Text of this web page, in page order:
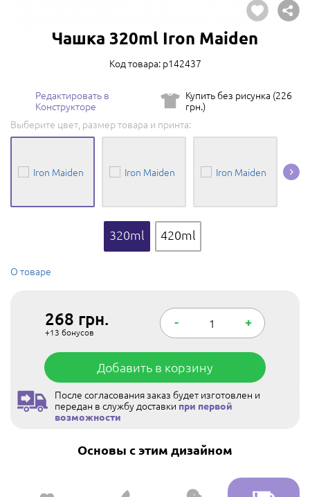
Чашка 320ml Iron Maiden
Код товара: p142437
Редактировать в
Конструкторе
Купить без рисунка (226
грн.)
Выберите цвет, размер товара и принта:
320ml 420ml
О товаре
268 грн.
+13 бонусов
- +
Добавить в корзину
После согласования заказ будет изготовлен и
передан в службу доставки при первой
возможности
Основы с этим дизайном